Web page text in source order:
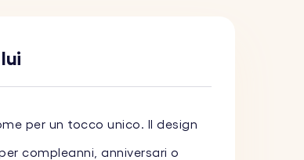
per un tocco unico. Il design
compleanni, anniversari o